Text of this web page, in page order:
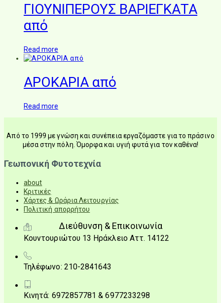
ΓΙΟΥΝΙΠΕΡΟΥΣ ΒΑΡΙΕΓΚΑΤΑ
από
Read more
ΑΡΟΚΑΡΙΑ από
Read more
Από το 1999 με γνώση και συνέπεια εργαζόμαστε για το πράσινο
μέσα στην πόλη. Όμορφα και υγιή φυτά για τον καθένα!
Γεωπονική Φυτοτεχνία
about
Κριτικές
Χάρτες & Ωράρια Λειτουργίας
Πολιτική απορρήτου
Διεύθυνση & Επικοινωνία
Κουντουριώτου 13 Ηράκλειο Αττ. 14122
Τηλέφωνο: 210-2841643
Κινητά: 6972857781 & 6977233298